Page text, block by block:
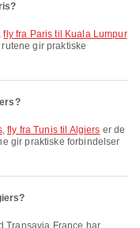
,fly fra Paris til Kuala Lumpur
gir praktiske
, fly fra Tunis til Algiers er de
gir praktiske forbindelser